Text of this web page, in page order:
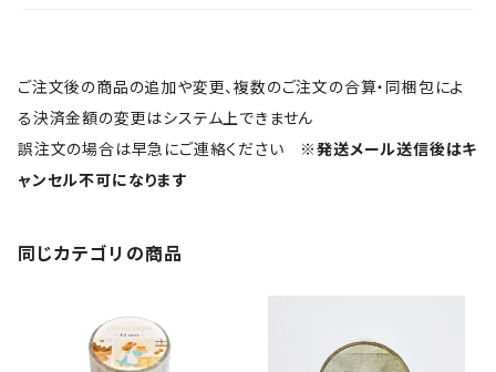
ご注文後の商品の追加や変更、複数のご注文の合算・同梱包によ
る決済金額の変更はシステム上できません
誤注文の場合は早急にご連絡ください ※発送メール送信後はキ
ャンセル不可になります
同じカテゴリの商品